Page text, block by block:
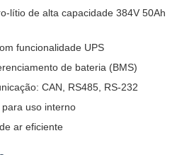
lítio de alta capacidade 384V 50Ah
funcionalidade UPS
de bateria (BMS)
CAN, RS485, RS-232
uso interno
ar eficiente